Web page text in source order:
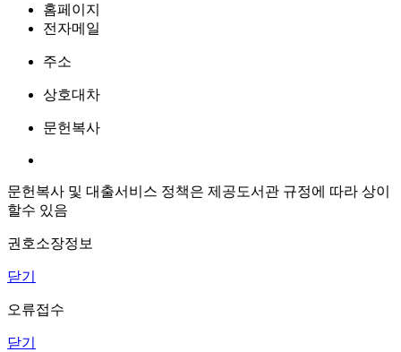
홈페이지
전자메일
주소
상호대차
문헌복사
문헌복사 및 대출서비스 정책은 제공도서관 규정에 따라 상이
할수 있음
권호소장정보
닫기
오류접수
닫기